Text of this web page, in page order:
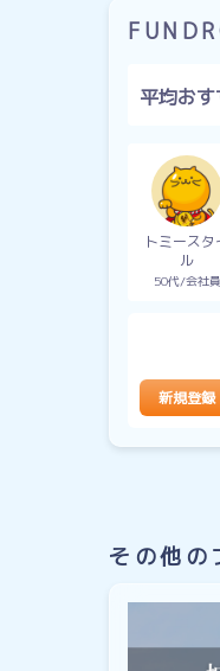
平均おす
トミースタ
ル
50代 会社員
新規登録
その他の